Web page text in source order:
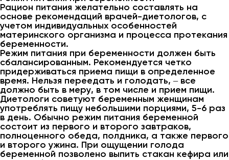
Рацион питания желательно составлять на
основе рекомендаций врачей-диетологов, с
учетом индивидуальных особенностей
материнского организма и процесса протекания
беременности.
Режим питания при беременности должен быть
сбалансированным. Рекомендуется четко
придерживаться приема пищи в определенное
время. Нельзя переедать и голодать, ‒ все
должно быть в меру, в том числе и прием пищи.
Диетологи советуют беременным женщинам
употреблять пищу небольшими порциями, 5-6 раз
в день. Обычно режим питания беременной
состоит из первого и второго завтраков,
полноценного обеда, полдника, а также первого
и второго ужина. При ощущении голода
беременной позволено выпить стакан кефира или